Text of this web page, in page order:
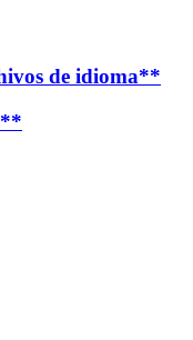
de idioma**